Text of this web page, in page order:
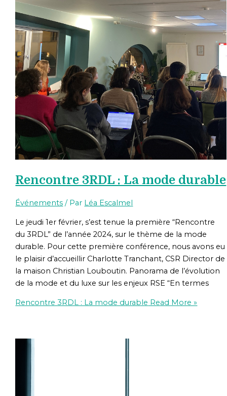
Rencontre 3RDL : La mode durable
Événements / Par Léa Escalmel
Le jeudi 1er février, s’est tenue la première “Rencontre
du 3RDL” de l’année 2024, sur le thème de la mode
durable. Pour cette première conférence, nous avons eu
le plaisir d’accueillir Charlotte Tranchant, CSR Director de
la maison Christian Louboutin. Panorama de l’évolution
de la mode et du luxe sur les enjeux RSE “En termes
Rencontre 3RDL : La mode durable Read More »